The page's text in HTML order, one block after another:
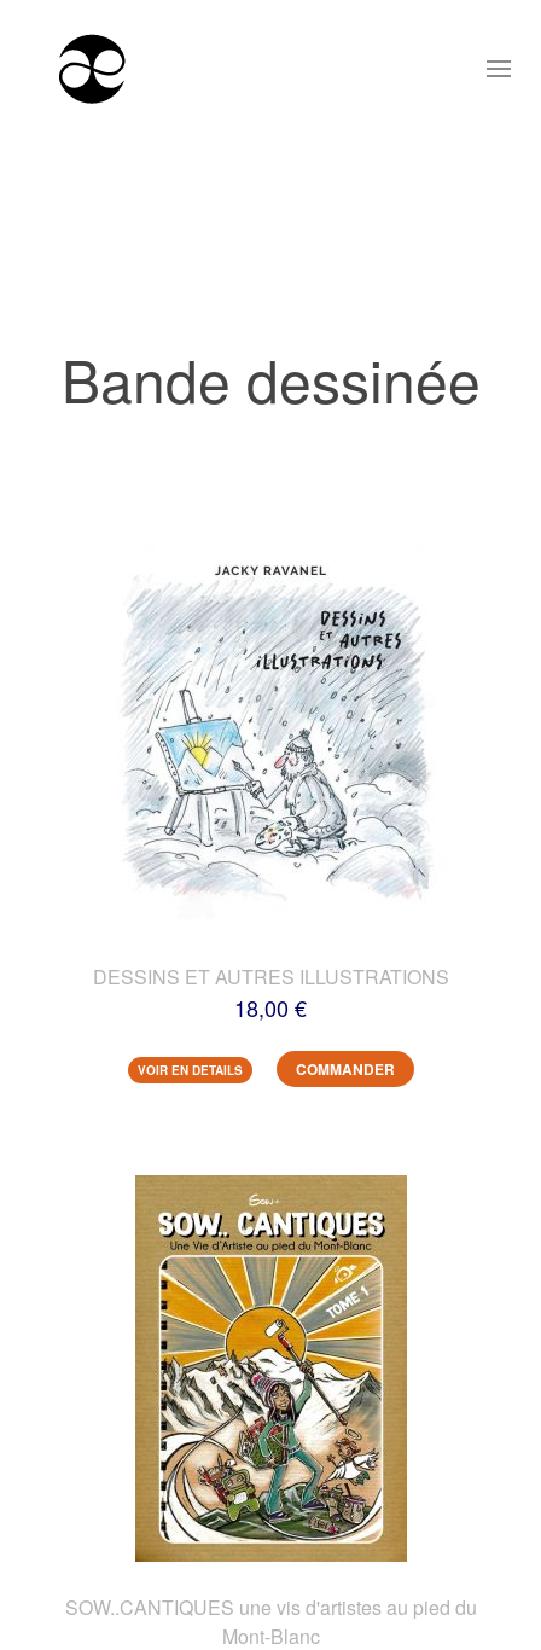
Bande dessinée
DESSINS ET AUTRES ILLUSTRATIONS
18,00 €
VOIR EN DETAILS COMMANDER
SOW..CANTIQUES une vis d'artistes au pied du
Mont-Blanc